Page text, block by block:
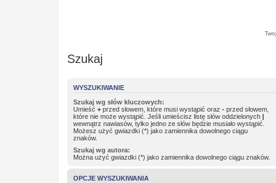
Szukaj
WYSZUKIWANIE
Szukaj wg słów kluczowych:
Umieść + przed słowem, które musi wystąpić oraz - przed słowem,
które nie może wystąpić. Jeśli umieścisz listę słów oddzielonych |
wewnątrz nawiasów, tylko jedno ze słów będzie musiało wystąpić.
Możesz użyć gwiazdki (*) jako zamiennika dowolnego ciągu
znaków.
Szukaj wg autora:
Można użyć gwiazdki (*) jako zamiennika dowolnego ciągu znaków.
OPCJE WYSZUKIWANIA